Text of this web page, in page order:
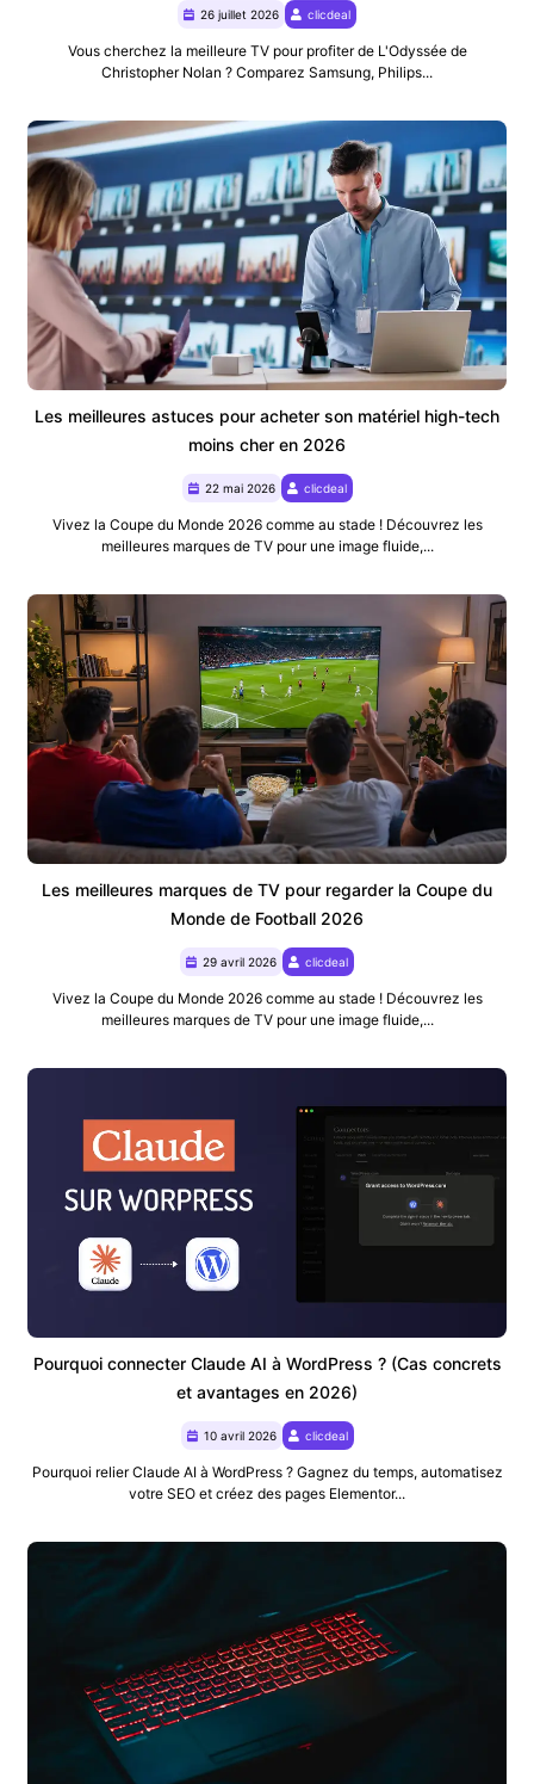
26 juillet 2026 clicdeal
Vous cherchez la meilleure TV pour profiter de L'Odyssée de
Christopher Nolan ? Comparez Samsung, Philips...
Les meilleures astuces pour acheter son matériel high-tech
moins cher en 2026
22 mai 2026 clicdeal
Vivez la Coupe du Monde 2026 comme au stade ! Découvrez les
meilleures marques de TV pour une image fluide,...
Les meilleures marques de TV pour regarder la Coupe du
Monde de Football 2026
29 avril 2026 clicdeal
Vivez la Coupe du Monde 2026 comme au stade ! Découvrez les
meilleures marques de TV pour une image fluide,...
Pourquoi connecter Claude AI à WordPress ? (Cas concrets
et avantages en 2026)
10 avril 2026 clicdeal
Pourquoi relier Claude AI à WordPress ? Gagnez du temps, automatisez
votre SEO et créez des pages Elementor...